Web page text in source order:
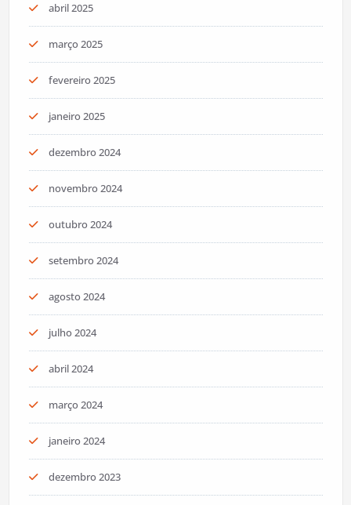
abril 2025
março 2025
fevereiro 2025
janeiro 2025
dezembro 2024
novembro 2024
outubro 2024
setembro 2024
agosto 2024
julho 2024
abril 2024
março 2024
janeiro 2024
dezembro 2023